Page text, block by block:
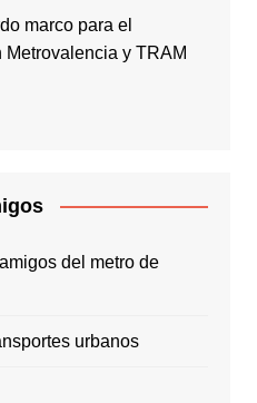
marco para el
y TRAM
del metro de
urbanos